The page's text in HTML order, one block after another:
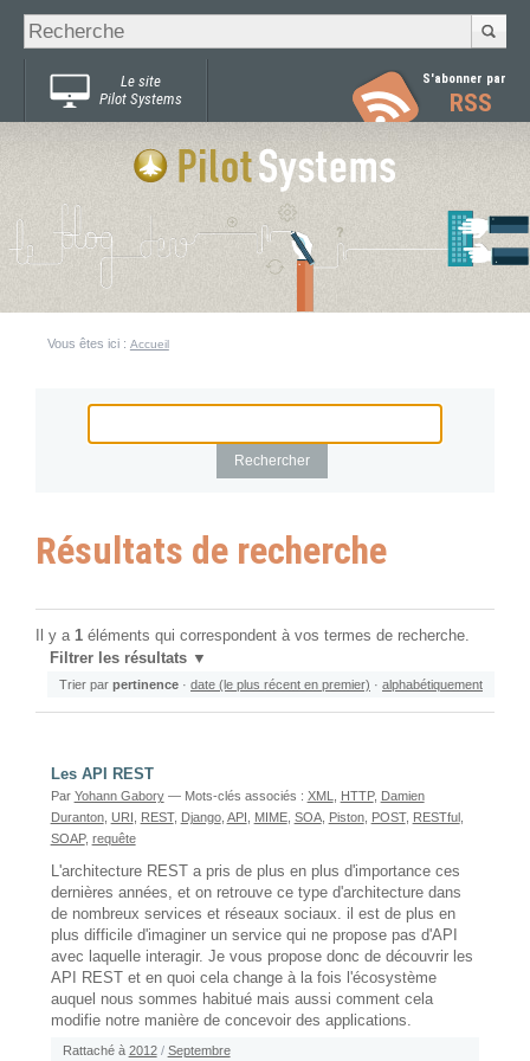
Chercher par
Recherche
avancée…
Le site
Pilot Systems
S'abonner par
RSS
Vous êtes ici : Accueil
Résultats de recherche
Il y a 1 éléments qui correspondent à vos termes de recherche.
Filtrer les résultats
Trier par pertinence · date (le plus récent en premier) · alphabétiquement
Les API REST
Par Yohann Gabory — Mots-clés associés : XML HTTP, Damien
Duranton, URI REST, Django, API MIME, SOA, Piston, POST, RESTful,
SOAP, requête
L'architecture REST a pris de plus en plus d'importance ces
dernières années, et on retrouve ce type d'architecture dans
de nombreux services et réseaux sociaux. il est de plus en
plus difficile d'imaginer un service qui ne propose pas d'API
avec laquelle interagir. Je vous propose donc de découvrir les
API REST et en quoi cela change à la fois l'écosystème
auquel nous sommes habitué mais aussi comment cela
modifie notre manière de concevoir des applications.
Rattaché à 2012 / Septembre